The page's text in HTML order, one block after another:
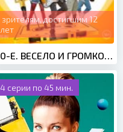
зрителям, достигшим 12
лет
90-Е. ВЕСЕЛО И ГРОМКО (2019)
4 серии по 45 мин.